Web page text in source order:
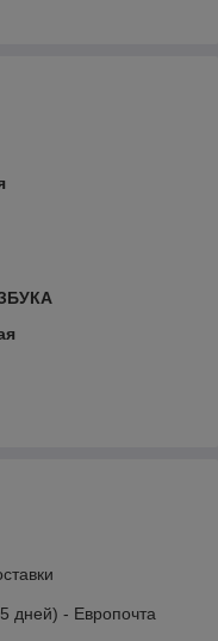
дней) - Европочта